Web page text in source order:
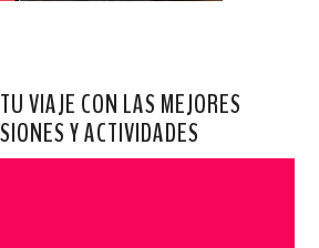
VIAJE CON LAS MEJORES
Y ACTIVIDADES